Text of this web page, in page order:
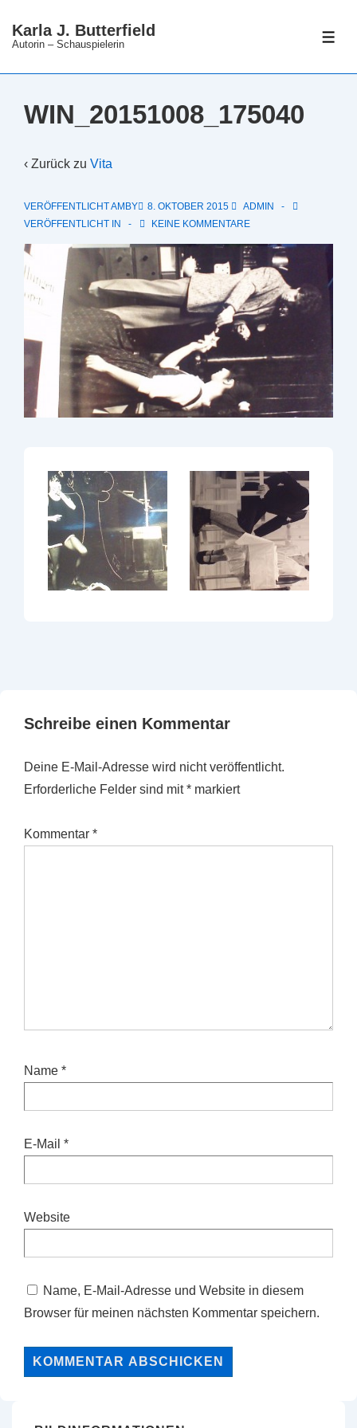
ZumKarla J. Butterfield
Autorin – Schauspielerin
WIN_20151008_175040
‹ Zurück zu Vita
VERÖFFENTLICHT AMBY 8. OKTOBER 2015
ADMIN
VERÖFFENTLICHT IN
KEINE KOMMENTARE
Schreibe einen Kommentar
Deine E-Mail-Adresse wird nicht veröffentlicht.
Erforderliche Felder sind mit* markiert
Kommentar *
Name *
E-Mail *
Website
Name, E-Mail-Adresse und Website in diesem
Browser für meinen nächsten Kommentar speichern.